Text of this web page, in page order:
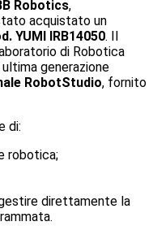
Robotics,
acquistato un
YUMI IRB14050. Il
di Robotica
generazione
RobotStudio, fornito
di:
robotica;
direttamente la